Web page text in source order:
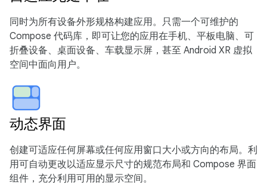
同时为所有设备外形规格构建应用。只需一个可维护的
Compose 代码库，即可让您的应用在手机、平板电脑、可
折叠设备、桌面设备、车载显示屏，甚至 Android XR 虚拟
空间中面向用户。
动态界面
创建可适应任何屏幕或任何应用窗口大小或方向的布局。利
用可自动更改以适应显示尺寸的规范布局和 Compose 界面
组件，充分利用可用的显示空间。